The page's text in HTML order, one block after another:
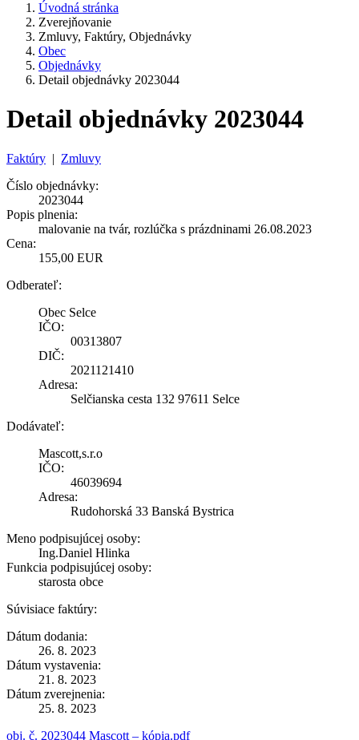
Úvodná stránka
Zverejňovanie
Zmluvy, Faktúry, Objednávky
Obec
Objednávky
Detail objednávky 2023044
Detail objednávky 2023044
Faktúry | Zmluvy
Číslo objednávky:
2023044
Popis plnenia:
malovanie na tvár, rozlúčka s prázdninami 26.08.2023
Cena:
155,00 EUR
Odberateľ:
Obec Selce
IČO:
00313807
DIČ:
2021121410
Adresa:
Selčianska cesta 132 97611 Selce
Dodávateľ:
Mascott,s.r.o
IČO:
46039694
Adresa:
Rudohorská 33 Banská Bystrica
Meno podpisujúcej osoby:
Ing.Daniel Hlinka
Funkcia podpisujúcej osoby:
starosta obce
Súvisiace faktúry:
Dátum dodania:
26. 8. 2023
Dátum vystavenia:
21. 8. 2023
Dátum zverejnenia:
25. 8. 2023
obj. č. 2023044 Mascott – kópia.pdf